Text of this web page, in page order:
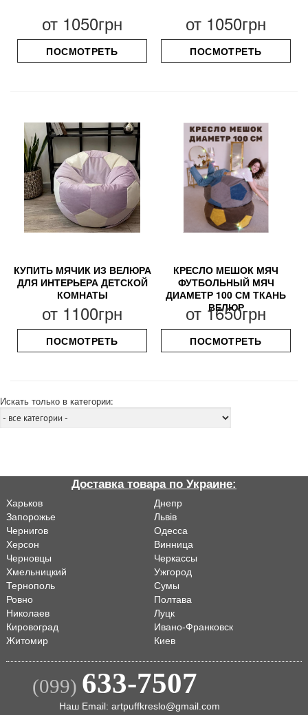
от 1050грн
ПОСМОТРЕТЬ
от 1050грн
ПОСМОТРЕТЬ
КУПИТЬ МЯЧИК ИЗ ВЕЛЮРА
ДЛЯ ИНТЕРЬЕРА ДЕТСКОЙ
КОМНАТЫ
от 1100грн
ПОСМОТРЕТЬ
КРЕСЛО МЕШОК МЯЧ
ФУТБОЛЬНЫЙ МЯЧ
ДИАМЕТР 100 СМ ТКАНЬ
ВЕЛЮР
от 1650грн
ПОСМОТРЕТЬ
Искать только в категории:
Доставка товара по Украине:
Харьков
Днепр
Запорожье
Львiв
Чернигов
Одесса
Херсон
Винница
Черновцы
Черкассы
Хмельницкий
Ужгород
Тернополь
Сумы
Ровно
Полтава
Николаев
Луцк
Кировоград
Ивано-Франковск
Житомир
Киев
(099) 633-7507
Наш Email: artpuffkreslo@gmail.com